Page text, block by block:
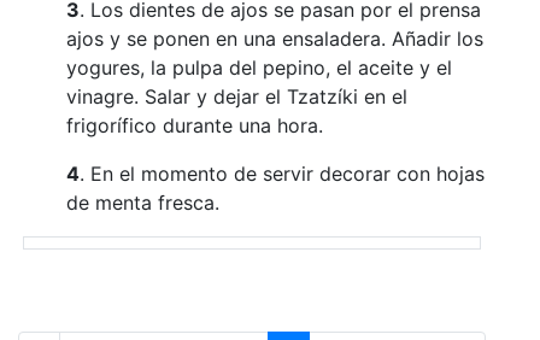
3. Los dientes de ajos se pasan por el prensa
ajos y se ponen en una ensaladera. Añadir los
yogures, la pulpa del pepino, el aceite y el
vinagre. Salar y dejar el Tzatzíki en el
frigorífico durante una hora.
4. En el momento de servir decorar con hojas
de menta fresca.